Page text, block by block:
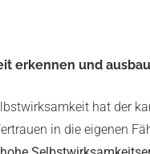
erkennen und
hat der
in die eigenen